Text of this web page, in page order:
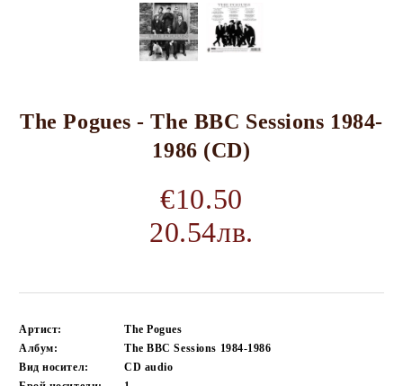
The Pogues - The BBC Sessions 1984-
1986 (CD)
€10.50
20.54лв.
Артист:
The Pogues
Албум:
The BBC Sessions 1984-1986
Вид носител:
CD audio